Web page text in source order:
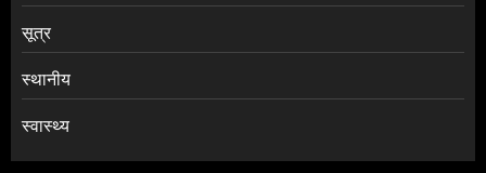
सूत्र
स्थानीय
स्वास्थ्य